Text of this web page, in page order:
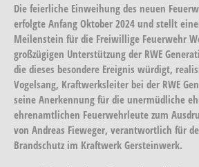
Die feierliche Einweihung des neuen
erfolgte Anfang Oktober 2024 und stellt
Meilenstein für die Freiwillige Feuerwehr
großzügigen Unterstützung der RWE
die dieses besondere Ereignis würdigt,
Vogelsang, Kraftwerksleiter bei der RWE
seine Anerkennung für die unermüdliche
ehrenamtlichen Feuerwehrleute zum
von Andreas Fieweger, verantwortlich für
Brandschutz im Kraftwerk Gersteinwerk.